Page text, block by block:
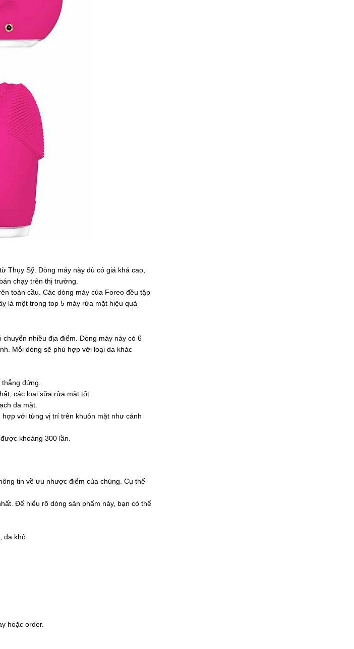
Thụy Sỹ. Dòng máy này dù có giá khá cao,
chạy trên thị trường.
toàn cầu. Các dòng máy của Foreo đều tập
là một trong top 5 máy rửa mặt hiệu quả
nhiều địa điểm. Dòng máy này có 6
Mỗi dòng sẽ phù hợp với loại da khác
đứng.
các loại sữa rửa mặt tốt.
da mặt.
với từng vị trí trên khuôn mặt như cánh
khoảng 300 lần.
tin về ưu nhược điểm của chúng. Cụ thể
Để hiểu rõ dòng sản phẩm này, bạn có thể
da khô.
hoặc order.